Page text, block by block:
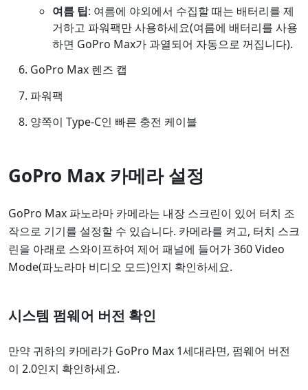
여름 팁: 여름에 야외에서 수집할 때는 배터리를 제
거하고 파워팩만 사용하세요(여름에 배터리를 사용
하면 GoPro Max가 과열되어 자동으로 꺼집니다).
GoPro Max 렌즈 캡
파워팩
양쪽이 Type-C인 빠른 충전 케이블
GoPro Max 카메라 설정
GoPro Max 파노라마 카메라는 내장 스크린이 있어 터치 조
작으로 기기를 설정할 수 있습니다. 카메라를 켜고, 터치 스크
린을 아래로 스와이프하여 제어 패널에 들어가 360 Video
Mode(파노라마 비디오 모드)인지 확인하세요.
시스템 펌웨어 버전 확인
만약 귀하의 카메라가 GoPro Max 1세대라면, 펌웨어 버전
이 2.0인지 확인하세요.